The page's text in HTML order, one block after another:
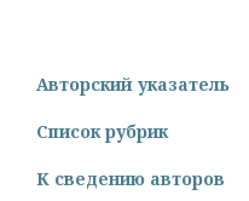
Авторский указатель
Список рубрик
К сведению авторов